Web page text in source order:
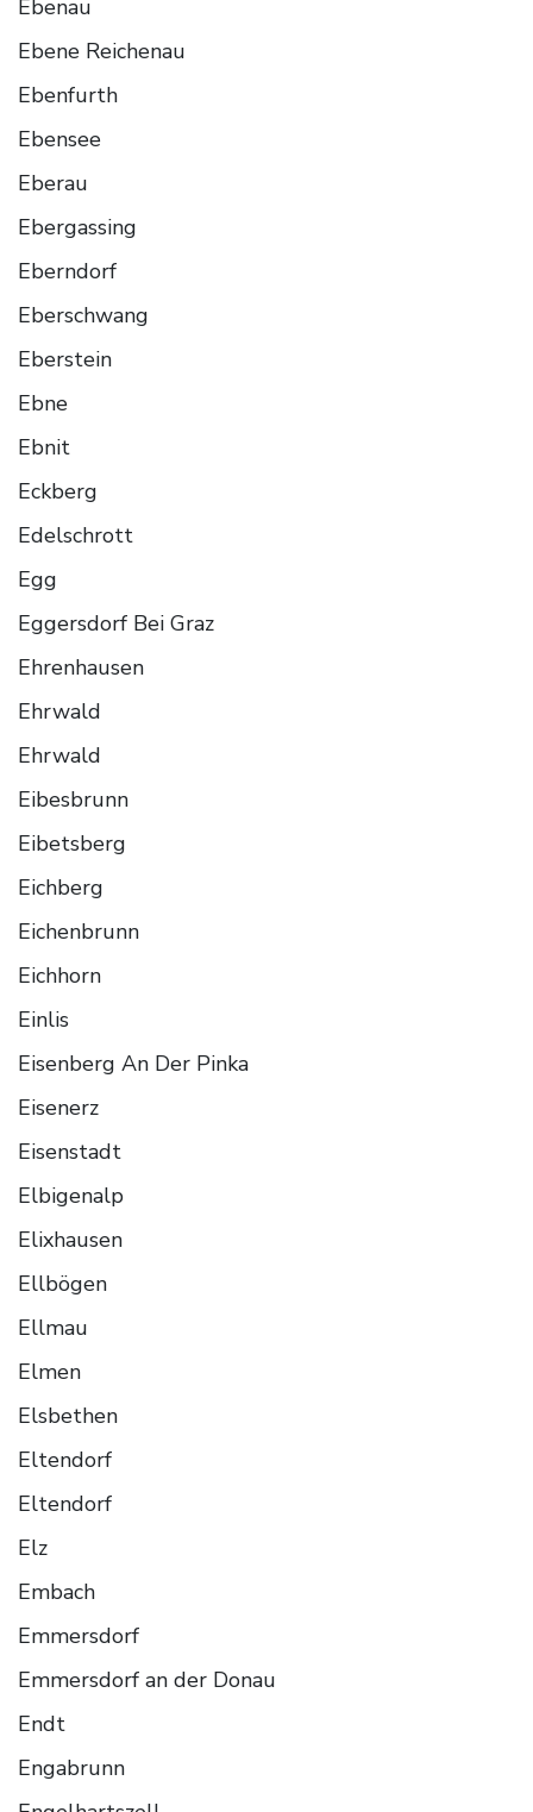
Ebenau
Ebene Reichenau
Ebenfurth
Ebensee
Eberau
Ebergassing
Eberndorf
Eberschwang
Eberstein
Ebne
Ebnit
Eckberg
Edelschrott
Egg
Eggersdorf Bei Graz
Ehrenhausen
Ehrwald
Ehrwald
Eibesbrunn
Eibetsberg
Eichberg
Eichenbrunn
Eichhorn
Einlis
Eisenberg An Der Pinka
Eisenerz
Eisenstadt
Elbigenalp
Elixhausen
Ellbögen
Ellmau
Elmen
Elsbethen
Eltendorf
Eltendorf
Elz
Embach
Emmersdorf
Emmersdorf an der Donau
Endt
Engabrunn